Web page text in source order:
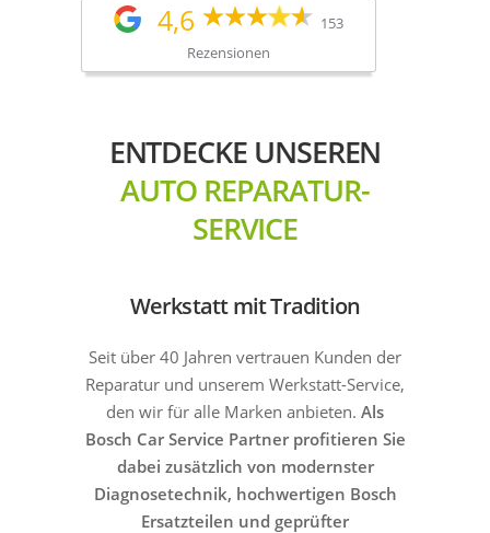
4,6
153
Rezensionen
ENTDECKE UNSEREN
AUTO REPARATUR-
SERVICE
Werkstatt mit Tradition
Seit über 40 Jahren vertrauen Kunden der
Reparatur und unserem Werkstatt-Service,
den wir für alle Marken anbieten. Als
Bosch Car Service Partner profitieren Sie
dabei zusätzlich von modernster
Diagnosetechnik, hochwertigen Bosch
Ersatzteilen und geprüfter